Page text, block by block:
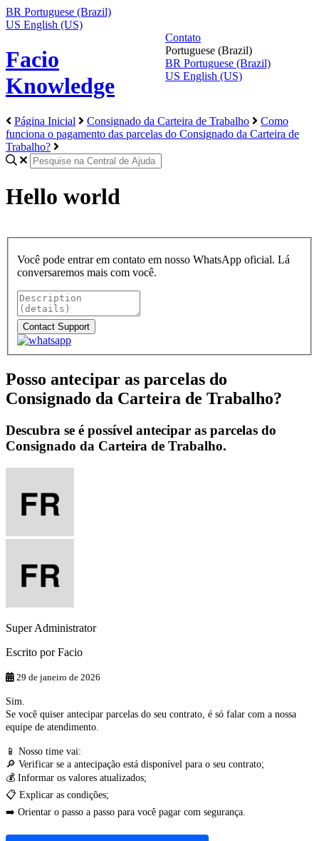
BR Portuguese (Brazil)
US English (US)
Facio
Knowledge
Contato
Portuguese (Brazil)
BR Portuguese (Brazil)
US English (US)
Página Inicial Consignado da Carteira de Trabalho
Como
funciona o pagamento das parcelas do Consignado da Carteira de
Trabalho?
Hello world
Você pode entrar em contato em nosso WhatsApp oficial. Lá
conversaremos mais com você.
Posso antecipar as parcelas do
Consignado da Carteira de Trabalho?
Descubra se é possível antecipar as parcelas do
Consignado da Carteira de Trabalho.
Super Administrator
Escrito porFacio
29 de janeiro de 2026
Sim
Se você quiser antecipar parcelas do seu contrato é só falar com a nossa
equipe de atendimento
 Nosso time vai:
 Verificar se a antecipação está disponível para o seu contrato;
 Informar os valores atualizados;
 Explicar as condições;
➡ Orientar o passo a passo para você pagar com segurança